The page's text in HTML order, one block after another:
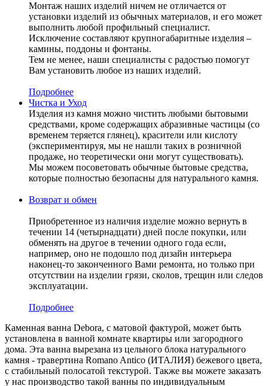
Монтаж наших изделий ничем не отличается от
установки изделий из обычных материалов, и его может
выполнить любой профильный специалист.
Исключение составляют крупногабаритные изделия –
камины, поддоны и фонтаны.
Тем не менее, наши специалисты с радостью помогут
Вам установить любое из наших изделий.
Подробнее
Чистка и Уход
Изделия из камня можно чистить любыми бытовыми
средствами, кроме содержащих абразивные частицы (со
временем теряется глянец), красители или кислоту
(экспериментируя, мы не нашли таких в розничной
продаже, но теоретически они могут существовать).
Мы можем посоветовать обычные бытовые средства,
которые полностью безопасны для натурального камня.
Возврат и обмен
Приобретенное из наличия изделие можно вернуть в
течении 14 (четырнадцати) дней после покупки, или
обменять на другое в течении одного года если,
например, оно не подошло под дизайн интерьера
наконец-то законченного Вами ремонта, но только при
отсутствии на изделии грязи, сколов, трещин или следов
эксплуатации.
Подробнее
Каменная ванна Debora, с матовой фактурой, может быть
установлена в ванной комнате квартиры или загородного
дома. Эта ванна вырезана из цельного блока натурального
камня - травертина Romano Antico (ИТАЛИЯ) бежевого цвета,
c стабильный полосатой текстурой. Также вы можете заказать
у нас производство такой ванны по индивидуальным